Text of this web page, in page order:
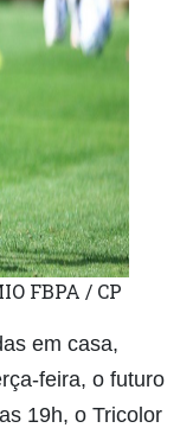
FBPA / CP
em casa,
feira, o futuro
19h, o Tricolor